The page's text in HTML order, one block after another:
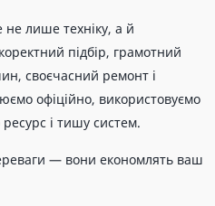
лише техніку, а й
підбір, грамотний
своєчасний ремонт і
офіційно, використовуємо
і тишу систем.
— вони економлять ваш